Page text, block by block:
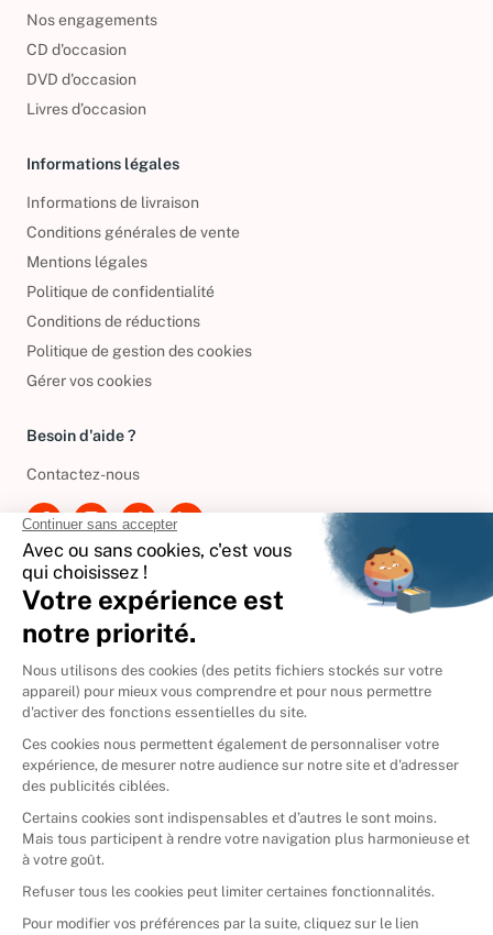
Nos engagements
CD d'occasion
DVD d'occasion
Livres d’occasion
Informations légales
Informations de livraison
Conditions générales de vente
Mentions légales
Politique de confidentialité
Conditions de réductions
Politique de gestion des cookies
Gérer vos cookies
Besoin d'aide ?
Contactez-nous
International
🇪🇸 Espagne
🇩🇪Allemagne
🇮🇹 Italie